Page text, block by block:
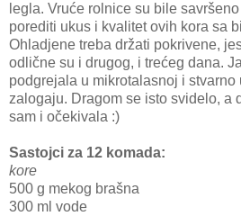
legla. Vruće rolnice su bile
porediti ukus i kvalitet ovih kora sa
Ohladjene treba držati pokrivene,
odlične su i drugog, i trećeg dana.
podgrejala u mikrotalasnoj i stvarno
zalogaju. Dragom se isto svidelo, a
sam i očekivala :)
Sastojci za 12 komada:
kore
500 g mekog brašna
300 ml vode